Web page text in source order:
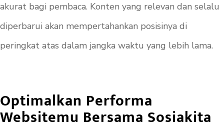
akurat bagi pembaca. Konten yang relevan dan selalu
diperbarui akan mempertahankan posisinya di
peringkat atas dalam jangka waktu yang lebih lama.
Optimalkan Performa
Websitemu Bersama Sosiakita